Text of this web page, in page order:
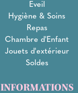
Eveil
Hygiène & Soins
Repas
Chambre d'Enfant
Jouets d'extérieur
Soldes
INFORMATIONS